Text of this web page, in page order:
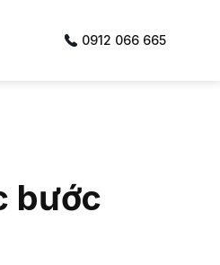
0912 066 665
bước